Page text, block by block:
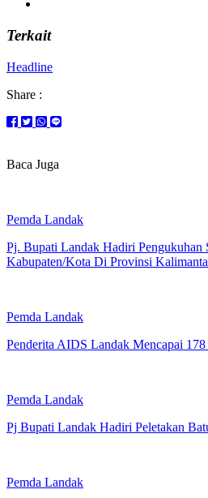
Terkait
Headline
Share :
Baca Juga
Pemda Landak
Pj. Bupati Landak Hadiri Pengukuhan
Kabupaten/Kota Di Provinsi
Pemda Landak
Penderita AIDS Landak Mencapai
Pemda Landak
Pj Bupati Landak Hadiri Peletakan
Pemda Landak